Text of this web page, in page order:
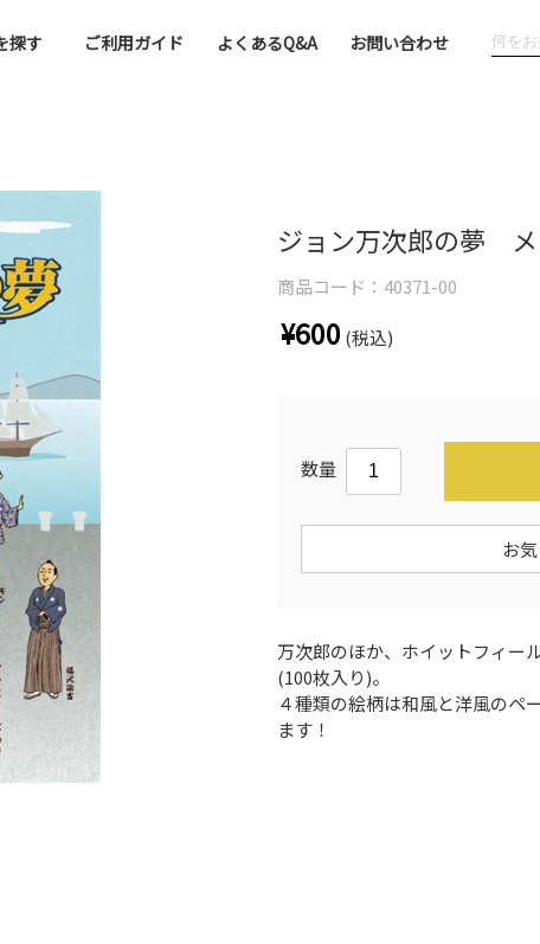
探す ご利用ガイド よくあるQ&A お問い合わせ
ジョン万次郎の夢
商品コード： 40371-00
¥600 (税込)
数量
お
万次郎のほか、ホイットフィー
(100枚入り)。
４種類の絵柄は和風と洋風のペ
ます！